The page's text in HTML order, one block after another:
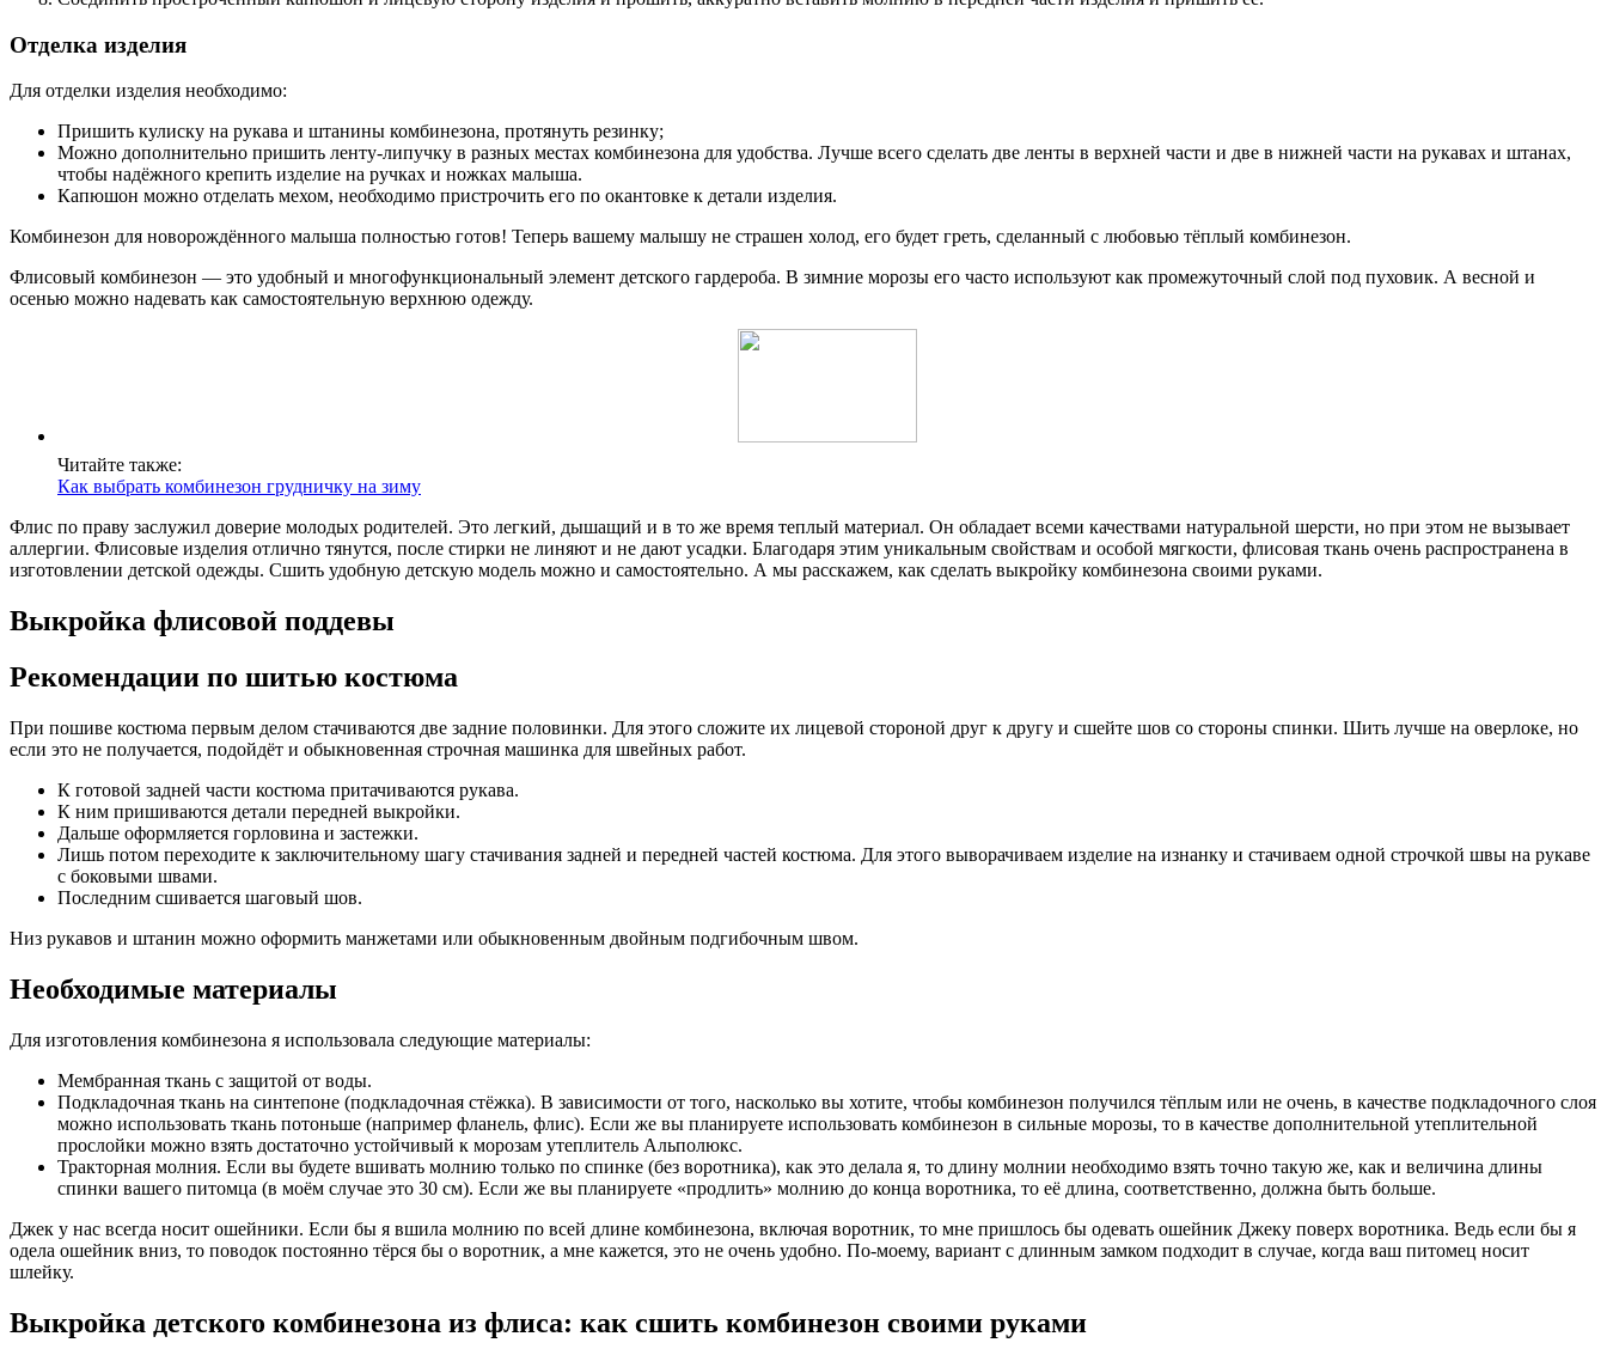
Отделка изделия
Для отделки изделия необходимо:
Пришить кулиску на рукава и штанины комбинезона, протянуть резинку;
Можно дополнительно пришить ленту-липучку в разных местах комбинезона для удобства. Лучше всего сделать две ленты в верхней части и две в нижней части на рукавах и штанах,
чтобы надёжного крепить изделие на ручках и ножках малыша.
Капюшон можно отделать мехом, необходимо пристрочить его по окантовке к детали изделия.
Комбинезон для новорождённого малыша полностью готов! Теперь вашему малышу не страшен холод, его будет греть, сделанный с любовью тёплый комбинезон.
Флисовый комбинезон — это удобный и многофункциональный элемент детского гардероба. В зимние морозы его часто используют как промежуточный слой под пуховик. А весной и
осенью можно надевать как самостоятельную верхнюю одежду.
Читайте также:
Как выбрать комбинезон грудничку на зиму
Флис по праву заслужил доверие молодых родителей. Это легкий, дышащий и в то же время теплый материал. Он обладает всеми качествами натуральной шерсти, но при этом не вызывает
аллергии. Флисовые изделия отлично тянутся, после стирки не линяют и не дают усадки. Благодаря этим уникальным свойствам и особой мягкости, флисовая ткань очень распространена в
изготовлении детской одежды. Сшить удобную детскую модель можно и самостоятельно. А мы расскажем, как сделать выкройку комбинезона своими руками.
Выкройка флисовой поддевы
Рекомендации по шитью костюма
При пошиве костюма первым делом стачиваются две задние половинки. Для этого сложите их лицевой стороной друг к другу и сшейте шов со стороны спинки. Шить лучше на оверлоке, но
если это не получается, подойдёт и обыкновенная строчная машинка для швейных работ.
К готовой задней части костюма притачиваются рукава.
К ним пришиваются детали передней выкройки.
Дальше оформляется горловина и застежки.
Лишь потом переходите к заключительному шагу стачивания задней и передней частей костюма. Для этого выворачиваем изделие на изнанку и стачиваем одной строчкой швы на рукаве
с боковыми швами.
Последним сшивается шаговый шов.
Низ рукавов и штанин можно оформить манжетами или обыкновенным двойным подгибочным швом.
Необходимые материалы
Для изготовления комбинезона я использовала следующие материалы:
Мембранная ткань с защитой от воды.
Подкладочная ткань на синтепоне (подкладочная стёжка). В зависимости от того, насколько вы хотите, чтобы комбинезон получился тёплым или не очень, в качестве подкладочного слоя
можно использовать ткань потоньше (например фланель, флис). Если же вы планируете использовать комбинезон в сильные морозы, то в качестве дополнительной утеплительной
прослойки можно взять достаточно устойчивый к морозам утеплитель Альполюкс.
Тракторная молния. Если вы будете вшивать молнию только по спинке (без воротника), как это делала я, то длину молнии необходимо взять точно такую же, как и величина длины
спинки вашего питомца (в моём случае это 30 см). Если же вы планируете «продлить» молнию до конца воротника, то её длина, соответственно, должна быть больше.
Джек у нас всегда носит ошейники. Если бы я вшила молнию по всей длине комбинезона, включая воротник, то мне пришлось бы одевать ошейник Джеку поверх воротника. Ведь если бы я
одела ошейник вниз, то поводок постоянно тёрся бы о воротник, а мне кажется, это не очень удобно. По-моему, вариант с длинным замком подходит в случае, когда ваш питомец носит
шлейку.
Выкройка детского комбинезона из флиса: как сшить комбинезон своими руками